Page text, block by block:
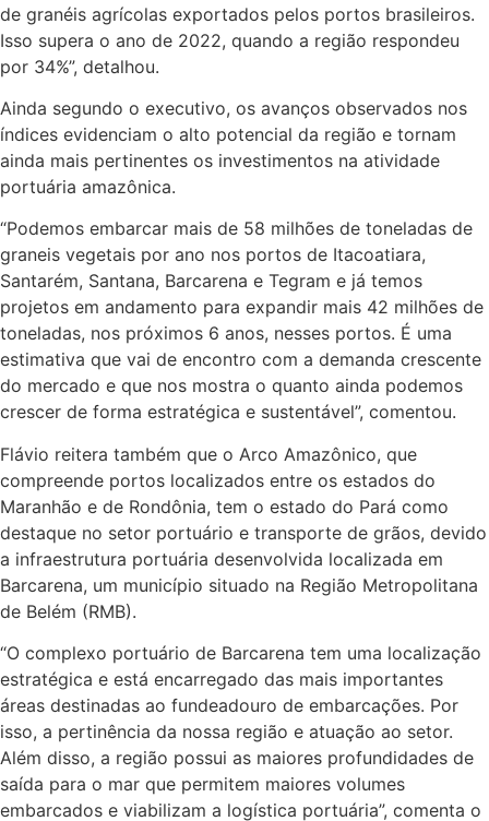
de granéis agrícolas exportados pelos portos brasileiros.
Isso supera o ano de 2022, quando a região respondeu
por 34%”, detalhou.
Ainda segundo o executivo, os avanços observados nos
índices evidenciam o alto potencial da região e tornam
ainda mais pertinentes os investimentos na atividade
portuária amazônica.
“Podemos embarcar mais de 58 milhões de toneladas de
graneis vegetais por ano nos portos de Itacoatiara,
Santarém, Santana, Barcarena e Tegram e já temos
projetos em andamento para expandir mais 42 milhões de
toneladas, nos próximos 6 anos, nesses portos. É uma
estimativa que vai de encontro com a demanda crescente
do mercado e que nos mostra o quanto ainda podemos
crescer de forma estratégica e sustentável”, comentou.
Flávio reitera também que o Arco Amazônico, que
compreende portos localizados entre os estados do
Maranhão e de Rondônia, tem o estado do Pará como
destaque no setor portuário e transporte de grãos, devido
a infraestrutura portuária desenvolvida localizada em
Barcarena, um município situado na Região Metropolitana
de Belém (RMB).
“O complexo portuário de Barcarena tem uma localização
estratégica e está encarregado das mais importantes
áreas destinadas ao fundeadouro de embarcações. Por
isso, a pertinência da nossa região e atuação ao setor.
Além disso, a região possui as maiores profundidades de
saída para o mar que permitem maiores volumes
embarcados e viabilizam a logística portuária”, comenta o